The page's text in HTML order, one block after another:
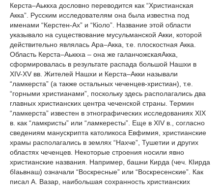
Керста–Аьккха дословно переводится как “Христианская
Акка”. Русским исследователям она была известна под
именами “Керстен-Ах” и “Кiоло”. Название этой области
указывало на существование мусульманской Акки, которой
действительно являлась Ара–Акка, т.е. плоскостная Акка.
Область Керста–Аьккха – она же галанчожскаяАкка,
сформировалась в результате распада большой Нашхи в
XIV-XV вв. Жителей Нашхи и Керста–Акки называли
“ламкерста” (а также остальных чеченцев-христиан), т.е.
“горными христианами”, поскольку здесь располагались два
главных христианских центра чеченской страны. Термин
“ламкерста” известен в этнографических исследованиях XIX
в. как “ламкристы” или “ламкересты”. Еще в XIV в., согласно
сведениям манускрипта католикоса Евфимия, христианские
храмы располагались в землях “Нахче”, Тушетии и других
областях чеченцев. Некоторые строения носили явно
христианские названия. Например, башни Кирда (чеч. КIирда
бIаьвнаш) означали “Воскресные” или “Воскресенские”. Как
писал А. Вазар, наибольшая сохранность христианских